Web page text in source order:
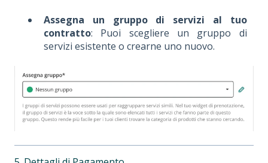
Assegna un gruppo di servizi al tuo
contratto: Puoi scegliere un gruppo di
servizi esistente o crearne uno nuovo.